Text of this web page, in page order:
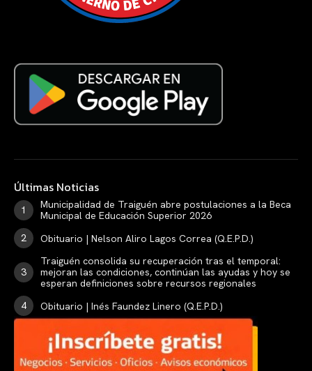
Últimas Noticias
Municipalidad de Traiguén abre postulaciones a la Beca
Municipal de Educación Superior 2026
Obituario | Nelson Aliro Lagos Correa (Q.E.P.D.)
Traiguén consolida su recuperación tras el temporal:
mejoran las condiciones, continúan las ayudas y hoy se
esperan definiciones sobre recursos regionales
Obituario | Inés Faundez Linero (Q.E.P.D.)